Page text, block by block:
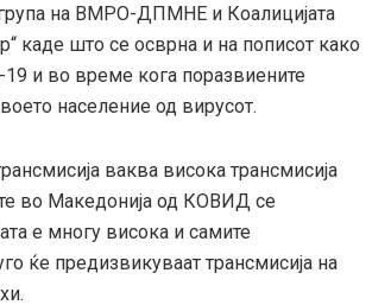
на ВМРО-ДПМНЕ и Коалицијата
каде што се осврна и на пописот како
и во време кога поразвиените
население од вирусот.
ваква висока трансмисија
во Македонија од КОВИД се
е многу висока и самите
ќе предизвикуваат трансмисија на